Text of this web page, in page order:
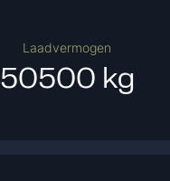
Laadvermogen
50500 kg